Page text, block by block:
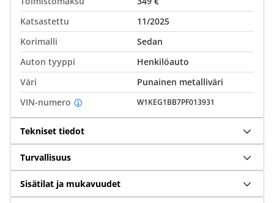
Katsastettu
11/2025
Korimalli
Sedan
Auton tyyppi
Henkilöauto
Väri
Punainen metalliväri
VIN-numero
W1KEG1BB7PF013931
Tekniset tiedot
Turvallisuus
Sisätilat ja mukavuudet